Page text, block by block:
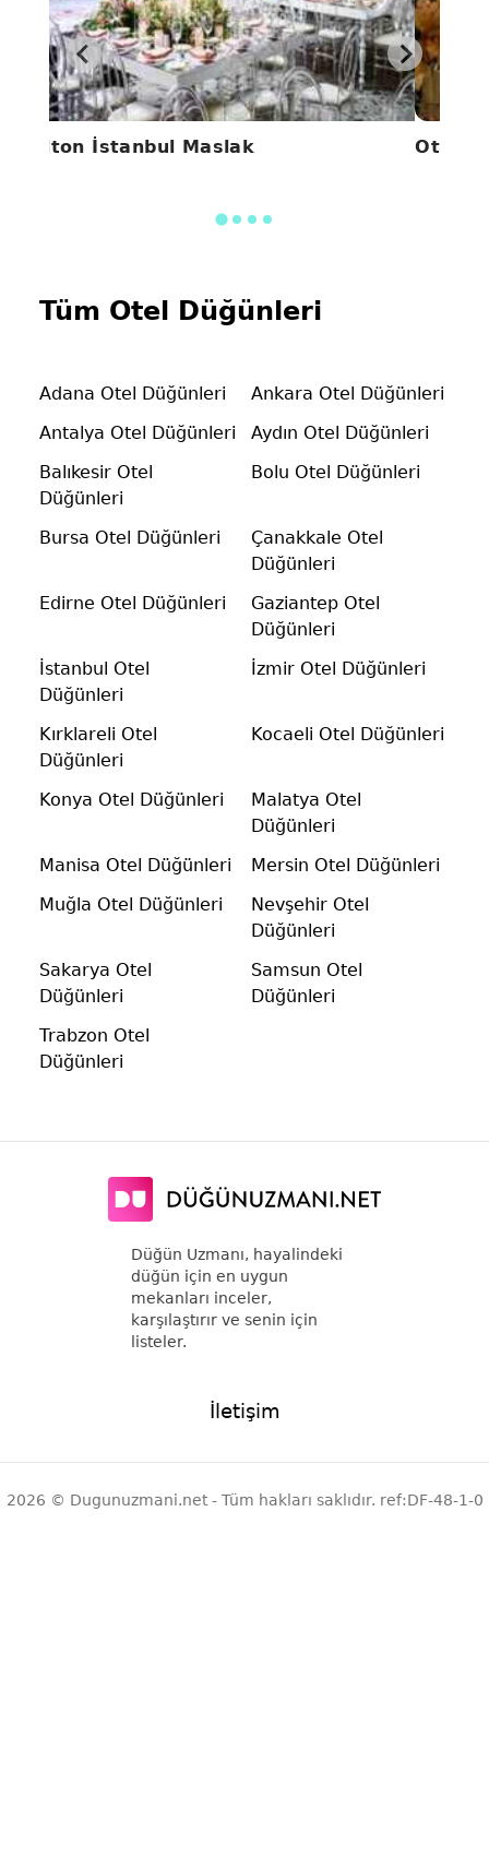
Hilton İstanbul Maslak
Tüm Otel Düğünleri
Adana Otel Düğünleri
Ankara Otel Düğünleri
Antalya Otel Düğünleri
Aydın Otel Düğünleri
Balıkesir Otel
Düğünleri
Bolu Otel Düğünleri
Bursa Otel Düğünleri
Çanakkale Otel
Düğünleri
Edirne Otel Düğünleri
Gaziantep Otel
Düğünleri
İstanbul Otel
Düğünleri
İzmir Otel Düğünleri
Kırklareli Otel
Düğünleri
Kocaeli Otel Düğünleri
Konya Otel Düğünleri
Malatya Otel
Düğünleri
Manisa Otel Düğünleri
Mersin Otel Düğünleri
Muğla Otel Düğünleri
Nevşehir Otel
Düğünleri
Sakarya Otel
Düğünleri
Samsun Otel
Düğünleri
Trabzon Otel
Düğünleri
Düğün Uzmanı, hayalindeki
düğün için en uygun
mekanları inceler,
karşılaştırır ve senin için
listeler.
İletişim
2026 © Dugunuzmani.net - Tüm hakları saklıdır. ref:DF-48-1-0